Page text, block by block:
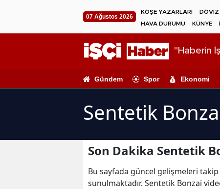
07 Ağustos 2026
KÖŞE YAZARLARI DÖVİZ
HAVA DURUMU
KÜNYE
"Haberin
Gündem Spor Ekonomi
Sentetik
Son Dakika Sentetik
Bu sayfada güncel gelişmeleri
sunulmaktadır. Sentetik Bonzai